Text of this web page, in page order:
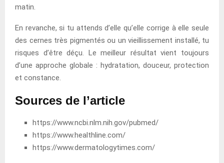
matin.
En revanche, si tu attends d’elle qu’elle corrige à elle seule
des cernes très pigmentés ou un vieillissement installé, tu
risques d’être déçu. Le meilleur résultat vient toujours
d’une approche globale : hydratation, douceur, protection
et constance.
Sources de l’article
https://www.ncbi.nlm.nih.gov/pubmed/
https://www.healthline.com/
https://www.dermatologytimes.com/